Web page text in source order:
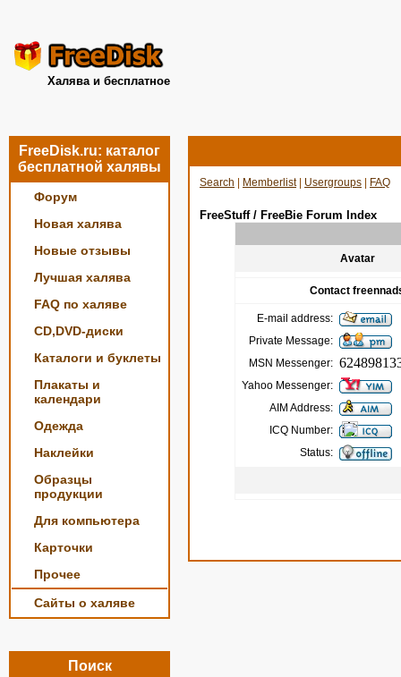
Халява и бесплатное
FreeDisk.ru: каталог
бесплатной халявы
Форум
Новая халява
Новые отзывы
Лучшая халява
FAQ по халяве
CD,DVD-диски
Каталоги и буклеты
Плакаты и
календари
Одежда
Наклейки
Образцы
продукции
Для компьютера
Карточки
Прочее
Сайты о халяве
Поиск
Search Memberlist| Usergroups FAQ
FreeStuff / FreeBie Forum Index
Avatar
Contact
E-mail address:
Private Message:
MSN Messenger:
Yahoo Messenger:
AIM Address:
ICQ Number:
Status: